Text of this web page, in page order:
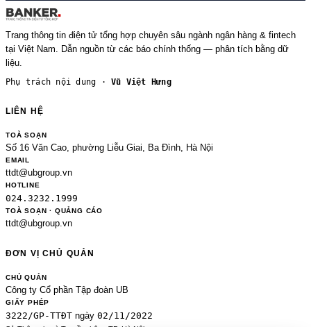
Trang thông tin điện tử tổng hợp chuyên sâu ngành ngân hàng & fintech
tại Việt Nam. Dẫn nguồn từ các báo chính thống — phân tích bằng dữ
liệu.
Phụ trách nội dung ·Vũ Việt Hưng
LIÊN HỆ
TOÀ SOẠN
Số 16 Văn Cao, phường Liễu Giai, Ba Đình, Hà Nội
EMAIL
ttdt@ubgroup.vn
HOTLINE
024.3232.1999
TOÀ SOẠN · QUẢNG CÁO
ttdt@ubgroup.vn
ĐƠN VỊ CHỦ QUẢN
CHỦ QUẢN
Công ty Cổ phần Tập đoàn UB
GIẤY PHÉP
3222/GP-TTĐT ngày 02/11/2022